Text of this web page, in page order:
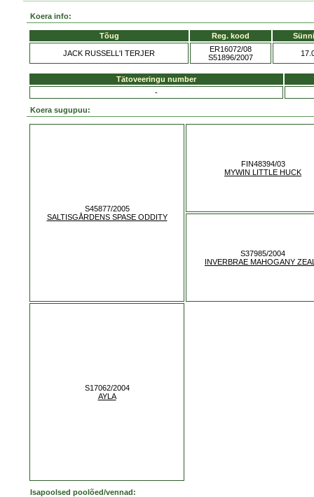
Koera info:
Tõug Reg. kood
JACK RUSSELL'I TERJER
ER16072/08
S51896/2007
Tätoveeringu number
-
Koera sugupuu:
S45877/2005
SALTISGÅRDENS SPASE ODDITY
FIN48394/03
MYWIN LITTLE HUCK
S37985/2004
INVERBRAE MAHOGANY
S17062/2004
AYLA
Isapoolsed poolõed/vennad: